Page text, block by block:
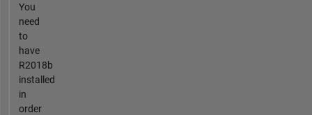
You
need
to
have
R2018b
installed
in
order